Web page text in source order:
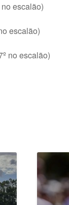
escalão)
escalão)
no escalão)